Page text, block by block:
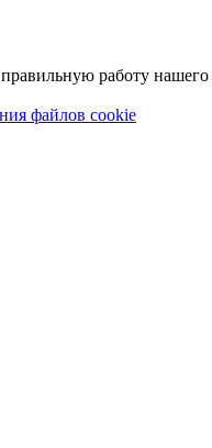
работу нашего
файлов cookie